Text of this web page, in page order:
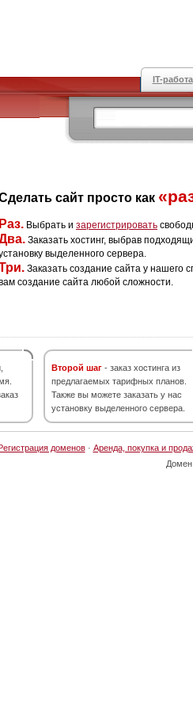
IT-работа
сайт просто как
Раз. Выбрать и зарегистрировать
Заказать хостинг, выбрав
выделенного сервера.
Заказать создание сайта у
создание сайта любой сложности.
Второй шаг - заказ хостинга из
предлагаемых тарифных планов.
Также вы можете заказать у нас
установку выделенного сервера.
доменов· Аренда, покупка и
Домен